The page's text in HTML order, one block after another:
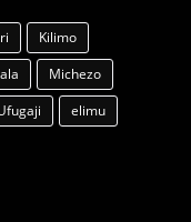
Kilimo
Michezo
elimu